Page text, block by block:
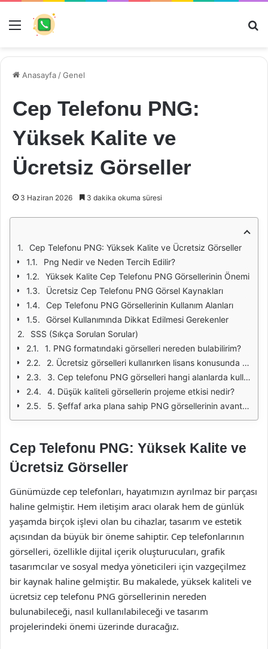
Menü
Anasayfa /Genel
Cep Telefonu PNG:
Yüksek Kalite ve
Ücretsiz Görseller
3 Haziran 2026 3 dakika okuma süresi
Cep Telefonu PNG: Yüksek Kalite ve Ücretsiz Görseller
Png Nedir ve Neden Tercih Edilir?
Yüksek Kalite Cep Telefonu PNG Görsellerinin Önemi
Ücretsiz Cep Telefonu PNG Görsel Kaynakları
Cep Telefonu PNG Görsellerinin Kullanım Alanları
Görsel Kullanımında Dikkat Edilmesi Gerekenler
SSS (Sıkça Sorulan Sorular)
1. PNG formatındaki görselleri nereden bulabilirim?
2. Ücretsiz görselleri kullanırken lisans konusunda dikkat etmem gerekenler nelerdir?
3. Cep telefonu PNG görselleri hangi alanlarda kullanılabilir?
4. Düşük kaliteli görsellerin projeme etkisi nedir?
5. Şeffaf arka plana sahip PNG görsellerinin avantajları nelerdir?
Cep Telefonu PNG: Yüksek Kalite ve
Ücretsiz Görseller
Günümüzde cep telefonları, hayatımızın ayrılmaz bir parçası
haline gelmiştir. Hem iletişim aracı olarak hem de günlük
yaşamda birçok işlevi olan bu cihazlar, tasarım ve estetik
açısından da büyük bir öneme sahiptir. Cep telefonlarının
görselleri, özellikle dijital içerik oluşturucuları, grafik
tasarımcılar ve sosyal medya yöneticileri için vazgeçilmez
bir kaynak haline gelmiştir. Bu makalede, yüksek kaliteli ve
ücretsiz cep telefonu PNG görsellerinin nereden
bulunabileceği, nasıl kullanılabileceği ve tasarım
projelerindeki önemi üzerinde duracağız.